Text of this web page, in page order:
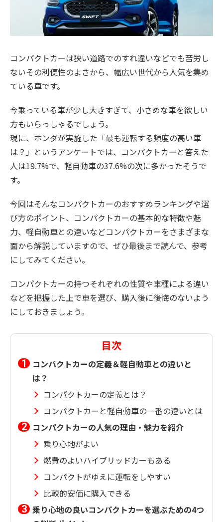
コンパクトカーは狭い道路でのすれ違いなどでも苦労し
ないその利便性のよさから、幅広い世代から人気を集め
ている車です。
今乗っている車が少し大きすぎて、小さめな車を欲しい
方もいらっしゃるでしょう。
現に、ホンダが実施した「最も運転する頻度の高い車
は？」というアンケートでは、コンパクトカーと答えた
人は19.7%で、軽自動車の37.6%の次に多かったそうで
す。
今回はそんなコンパクトカーのおすすめランキングや選
び方のポイント、コンパクトカーの基本的な特徴や魅
力、軽自動車との違いなどコンパクトカーをさまざまな
面から解説していますので、ぜひ最後まで読んで、参考
にしてみてください。
コンパクトカーの持つそれぞれの性質や車種による違い
などを把握した上で車を選び、購入後に後悔のないよう
にしておきましょう。
目次
コンパクトカーの定義＆軽自動車との違いと
は？
コンパクトカーの定義とは？
コンパクトカーと軽自動車の一番の違いとは
コンパクトカーの人気の理由・魅力を紹介
乗り心地がよい
燃費のよいハイブリッドカーもある
コンパクトがゆえに運転をしやすい
比較的安価に購入できる
乗り心地の良いコンパクトカーを選ぶための4つ